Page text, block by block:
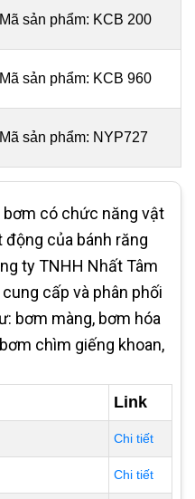
Mã sản phẩm: KCB 200
Mã sản phẩm: KCB 960
Mã sản phẩm: NYP727
bơm có chức năng vật
của bánh răng
ty TNHH Nhất Tâm
cấp và phân phối
bơm màng, bơm hóa
chìm giếng khoan,
Link
Chi tiết
Chi tiết